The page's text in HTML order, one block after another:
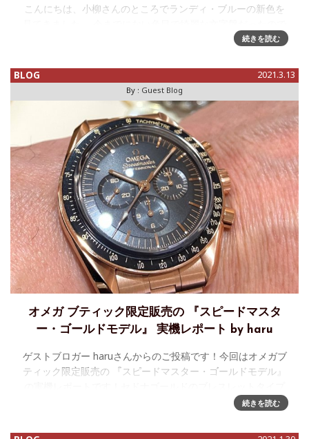
こんにちは、小柳さんのところでランディ・ブルーの新色を
レポートを書きました。 またよろしくお願いします。 小柳時
ー・エナ
続きを読む
BLOG 2021.3.13
By : Guest Blog
オメガ ブティック限定販売の 『スピードマスタ
ー・ゴールドモデル』 実機レポート by haru
ゲストブロガー haruさんからのご投稿です！今回はオメガブ
ティック限定販売の 『スピードマスター・ゴールドモデル』
と革ベルト、カノープスゴールドのブレスレットタイプで
続きを読む